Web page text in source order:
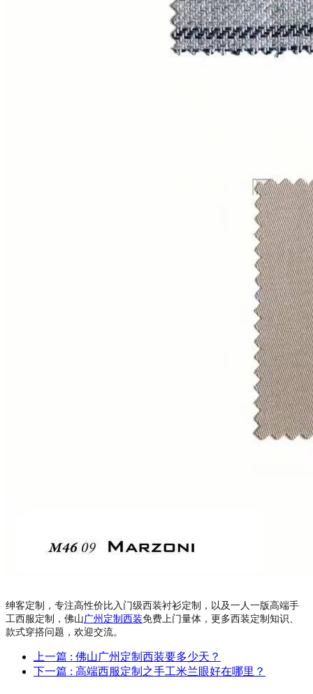
绅客定制，专注高性价比入门级西装衬衫定制，以及一人一版高端手
工西服定制，佛山广州定制西装免费上门量体，更多西装定制知识、
款式穿搭问题，欢迎交流。
上一篇 : 佛山广州定制西装要多少天？
下一篇 : 高端西服定制之手工米兰眼好在哪里？